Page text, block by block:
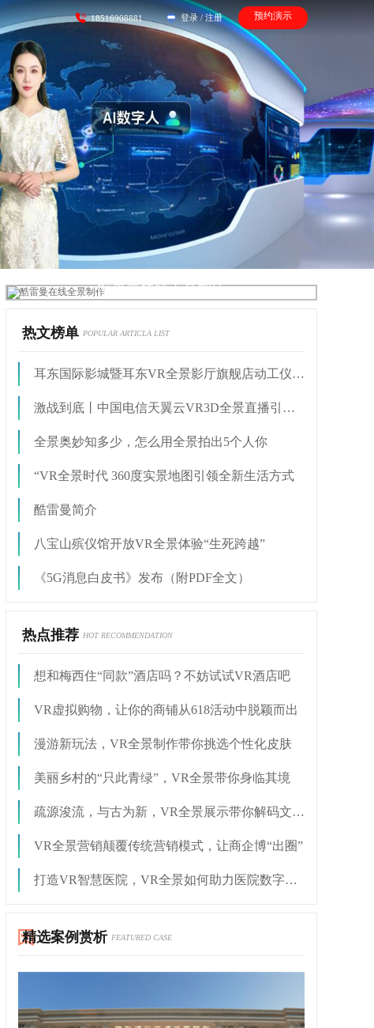
18516908881 登录 / 注册 预约演示
酷雷曼在线全景制作
热文榜单 POPULAR ARTICLA LIST
耳东国际影城暨耳东VR全景影厅旗舰店动工仪式盛大举行
激战到底丨中国电信天翼云VR3D全景直播引燃拳击热火
全景奥妙知多少，怎么用全景拍出5个人你
“VR全景时代 360度实景地图引领全新生活方式
酷雷曼简介
八宝山殡仪馆开放VR全景体验“生死跨越”
《5G消息白皮书》发布（附PDF全文）
热点推荐 HOT RECOMMENDATION
想和梅西住“同款”酒店吗？不妨试试VR酒店吧
VR虚拟购物，让你的商铺从618活动中脱颖而出
漫游新玩法，VR全景制作带你挑选个性化皮肤
美丽乡村的“只此青绿”，VR全景带你身临其境
疏源浚流，与古为新，VR全景展示带你解码文化自信
VR全景营销颠覆传统营销模式，让商企博“出圈”
打造VR智慧医院，VR全景如何助力医院数字化转型？
精选案例赏析 FEATURED CASE